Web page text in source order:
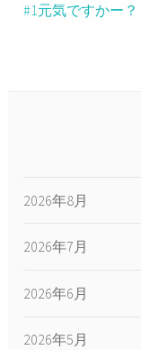
#1元気ですかー？
2026年8月
2026年7月
2026年6月
2026年5月